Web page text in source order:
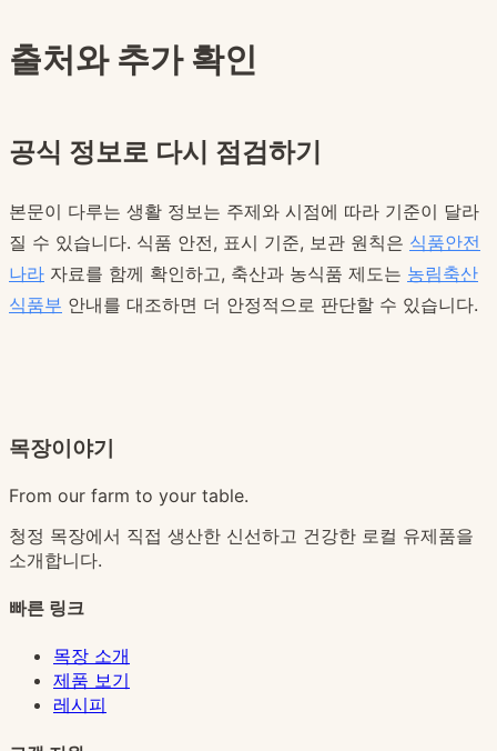
출처와 추가 확인
공식 정보로 다시 점검하기
본문이 다루는 생활 정보는 주제와 시점에 따라 기준이 달라
질 수 있습니다. 식품 안전, 표시 기준, 보관 원칙은 식품안전
나라 자료를 함께 확인하고, 축산과 농식품 제도는 농림축산
식품부 안내를 대조하면 더 안정적으로 판단할 수 있습니다.
목장이야기
From our farm to your table.
청정 목장에서 직접 생산한 신선하고 건강한 로컬 유제품을
소개합니다.
빠른 링크
목장 소개
제품 보기
레시피